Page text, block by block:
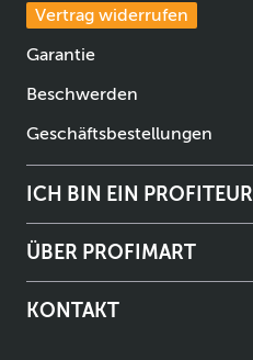
Vertrag widerrufen
Garantie
Beschwerden
Geschäftsbestellungen
ICH BIN EIN PROFITEUR
ÜBER PROFIMART
KONTAKT